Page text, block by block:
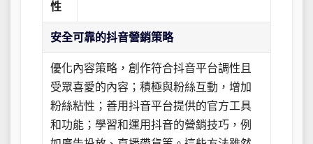
性
安全可靠的抖音營銷策略
優化內容策略，創作符合抖音平台調性且
受眾喜愛的內容；積極與粉絲互動，增加
粉絲粘性；善用抖音平台提供的官方工具
和功能；學習和運用抖音的營銷技巧，例